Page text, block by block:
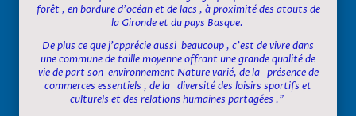
forêt , en bordure d'océan et de lacs , à proximité des atouts de
la Gironde et du pays Basque.
De plus ce que j'apprécie aussi beaucoup , c'est de vivre dans
une commune de taille moyenne offrant une grande qualité de
vie de part son environnement Nature varié, de la présence de
commerces essentiels , de la diversité des loisirs sportifs et
culturels et des relations humaines partagées ."